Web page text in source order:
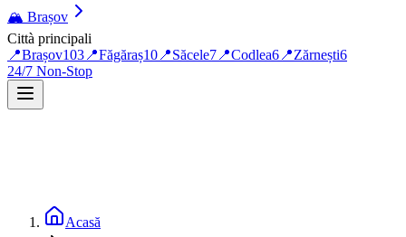
🏔️ Brașov
Città principali
📍Brașov103 📍Făgăraș10 📍Săcele7 📍Codlea6 📍Zărnești6
24/7 Non-Stop
Acasă